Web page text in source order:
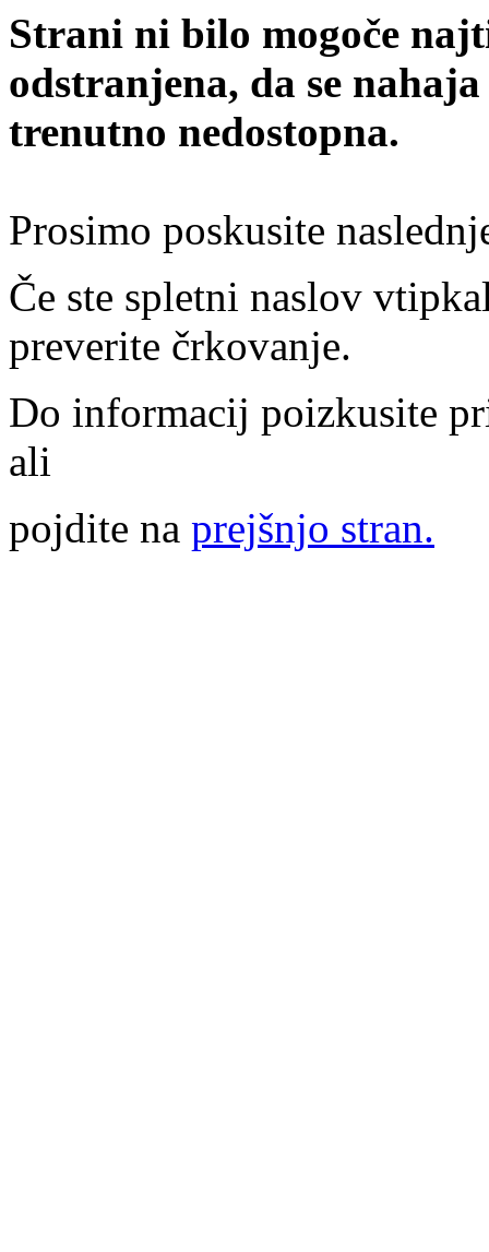
Strani ni bilo mogoče
odstranjena, da se
trenutno nedostopna.
Prosimo poskusite
Če ste spletni naslov
preverite črkovanje.
Do informacij poizkusite
ali
pojdite na prejšnjo stran.